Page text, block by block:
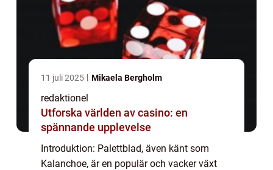
11 juli 2025 Mikaela Bergholm
redaktionel
Utforska världen av casino: en
spännande upplevelse
Introduktion: Palettblad, även känt som
Kalanchoe, är en populär och vacker växt